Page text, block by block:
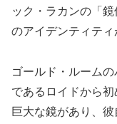
ック・ラカンの「
のアイデンティティ
ゴールド・ルーム
であるロイドから
巨大な鏡があり、